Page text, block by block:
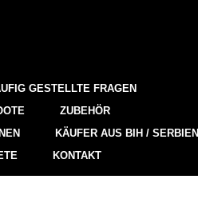
GESTELLTE FRAGEN
ZUBEHÖR
KÄUFER AUS BIH / SERBIEN
KONTAKT